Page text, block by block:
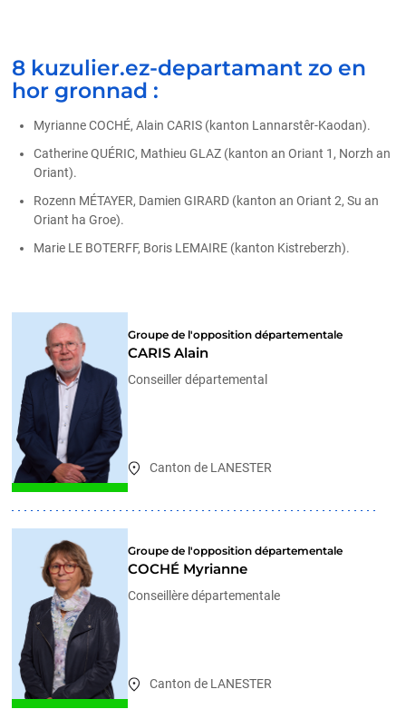
8 kuzulier.ez-departamant zo en
hor gronnad :
Myrianne COCHÉ, Alain CARIS (kanton Lannarstêr-Kaodan).
Catherine QUÉRIC, Mathieu GLAZ (kanton an Oriant 1, Norzh an
Oriant).
Rozenn MÉTAYER, Damien GIRARD (kanton an Oriant 2, Su an
Oriant ha Groe).
Marie LE BOTERFF, Boris LEMAIRE (kanton Kistreberzh).
Groupe de l'opposition départementale
CARIS Alain
Conseiller départemental
Canton de LANESTER
Groupe de l'opposition départementale
COCHÉ Myrianne
Conseillère départementale
Canton de LANESTER